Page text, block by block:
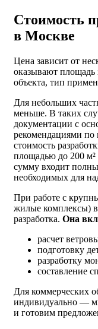
Стоимость
в Москве
Цена зависит от
оказывают площадь
объекта, тип
Для небольших
меньше. В таких
документации с
рекомендациями по
стоимость
площадью до 200 м²
сумму входит
необходимых для
При работе с
жилые комплексы)
разработка. Она
расчет
подготовку
разработку
составление
Для коммерческих
индивидуально —
и готовим